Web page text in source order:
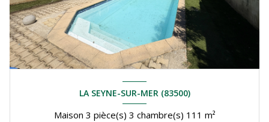
LA SEYNE-SUR-MER (83500)
Maison 3 pièce(s) 3 chambre(s) 111 m²